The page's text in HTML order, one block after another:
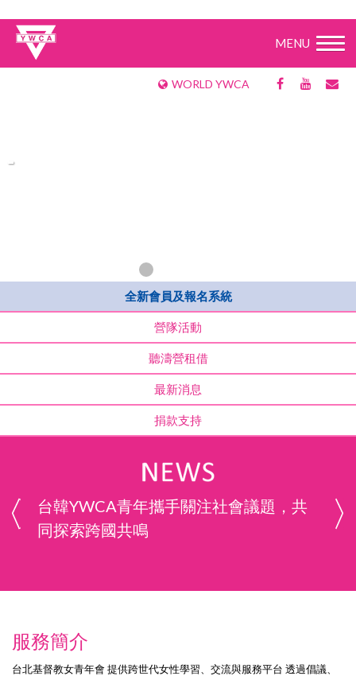
MENU
WORLD YWCA
-
-
全新會員及報名系統
營隊活動
聽濤營租借
最新消息
捐款支持
台韓YWCA青年攜手關注社會議題，共
同探索跨國共鳴
服務簡介
台北基督教女青年會 提供跨世代女性學習、交流與服務平台 透過倡議、